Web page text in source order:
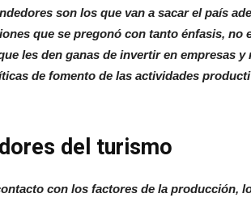
son los que van a sacar el país
que se pregonó con tanto énfasis, no
les den ganas de invertir en empresas
de fomento de las actividades
del turismo
con los factores de la producción,